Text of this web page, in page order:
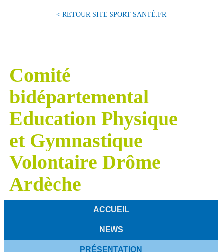
< RETOUR SITE SPORT SANTÉ.FR
Comité
bidépartemental
Education Physique
et Gymnastique
Volontaire Drôme
Ardèche
ACCUEIL
NEWS
PRÉSENTATION